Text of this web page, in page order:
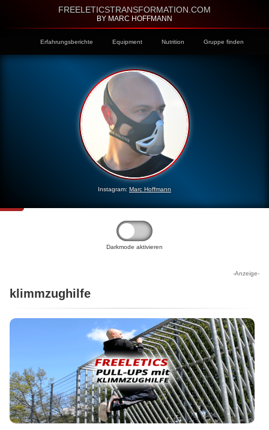
FREELETICSTRANSFORMATION.COM
BY MARC HOFFMANN
Erfahrungsberichte Equipment Nutrition Gruppe finden
Instagram: Marc Hoffmann
Darkmode aktivieren
-Anzeige-
klimmzughilfe